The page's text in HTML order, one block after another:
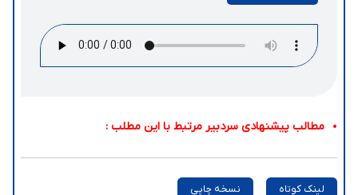
مطالب پیشنهادی سردبیر مرتبط با این مطلب :
لینک کوتاه نسخه چاپی